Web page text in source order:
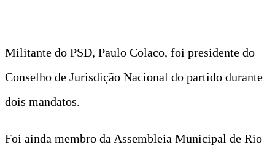
Militante do PSD, Paulo Colaco, foi presidente do
Conselho de Jurisdição Nacional do partido durante
dois mandatos.
Foi ainda membro da Assembleia Municipal de Rio